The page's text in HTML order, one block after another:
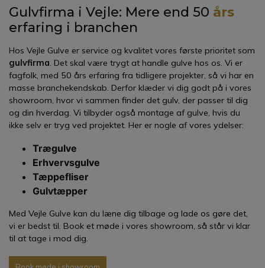
Gulvfirma i Vejle: Mere end 50 års
erfaring i branchen
Hos Vejle Gulve er service og kvalitet vores første prioritet som
gulvfirma. Det skal være trygt at handle gulve hos os. Vi er
fagfolk, med 50 års erfaring fra tidligere projekter, så vi har en
masse branchekendskab. Derfor klæder vi dig godt på i vores
showroom, hvor vi sammen finder det gulv, der passer til dig
og din hverdag. Vi tilbyder også montage af gulve, hvis du
ikke selv er tryg ved projektet. Her er nogle af vores ydelser:
Trægulve
Erhvervsgulve
Tæppefliser
Gulvtæpper
Med Vejle Gulve kan du læne dig tilbage og lade os gøre det,
vi er bedst til. Book et møde i vores showroom, så står vi klar
til at tage i mod dig.